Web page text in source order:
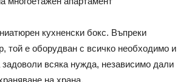
кухненски бокс. Въпреки
той е оборудван с всичко необходимо и
всяка нужда, независимо дали